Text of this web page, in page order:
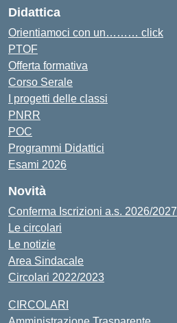
Didattica
Orientiamoci con un……… click
PTOF
Offerta formativa
Corso Serale
I progetti delle classi
PNRR
POC
Programmi Didattici
Esami 2026
Novità
Conferma Iscrizioni a.s. 2026/2027
Le circolari
Le notizie
Area Sindacale
Circolari 2022/2023
CIRCOLARI